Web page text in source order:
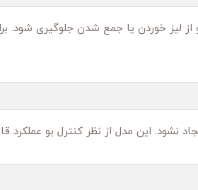
خوردن یا جمع شدن جلوگیری شود.
این مدل از نظر کنترل بو عملکرد